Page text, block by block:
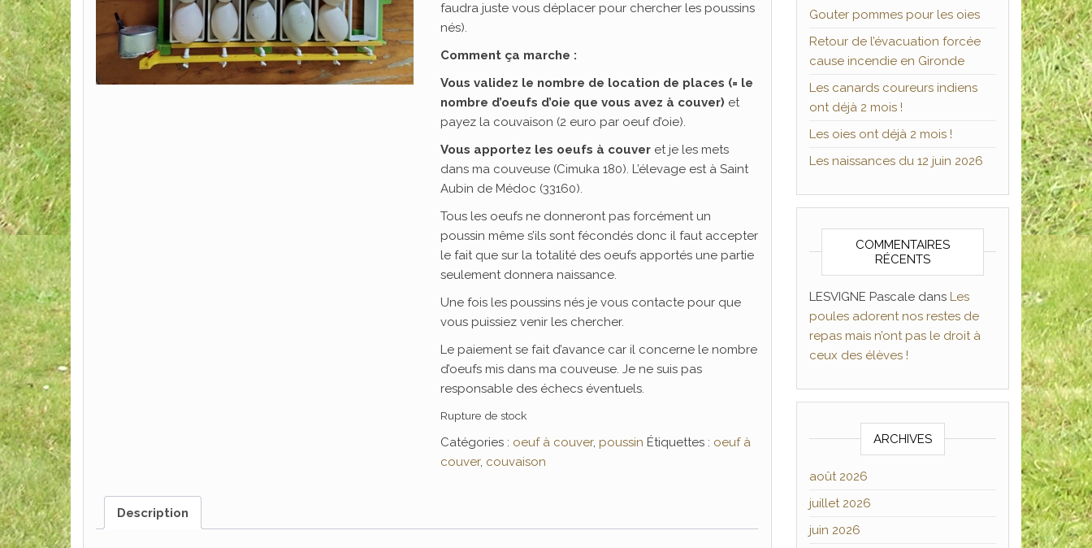
faudra juste vous déplacer pour chercher les poussins
nés).
Comment ça marche :
Vous validez le nombre de location de places (= le
nombre d’oeufs d’oie que vous avez à couver) et
payez la couvaison (2 euro par oeuf d’oie).
Vous apportez les oeufs à couver et je les mets
dans ma couveuse (Cimuka 180). L’élevage est à Saint
Aubin de Médoc (33160).
Tous les oeufs ne donneront pas forcément un
poussin même s’ils sont fécondés donc il faut accepter
le fait que sur la totalité des oeufs apportés une partie
seulement donnera naissance.
Une fois les poussins nés je vous contacte pour que
vous puissiez venir les chercher.
Le paiement se fait d’avance car il concerne le nombre
d’oeufs mis dans ma couveuse. Je ne suis pas
responsable des échecs éventuels.
Rupture de stock
Catégories : oeuf à couver, poussin Étiquettes : oeuf à
couver, couvaison
Description
Gouter pommes pour les oies
Retour de l’évacuation forcée
cause incendie en Gironde
Les canards coureurs indiens
ont déjà 2 mois !
Les oies ont déjà 2 mois !
Les naissances du 12 juin 2026
COMMENTAIRES
RÉCENTS
LESVIGNE Pascaledans Les
poules adorent nos restes de
repas mais n’ont pas le droit à
ceux des élèves !
ARCHIVES
août 2026
juillet 2026
juin 2026